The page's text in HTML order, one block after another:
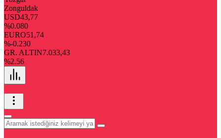
Zonguldak
USD43,77
%0.080
EURO51,74
%-0.230
GR. ALTIN7.033,43
%2.56